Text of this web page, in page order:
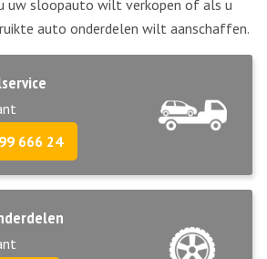
uw sloopauto wilt verkopen of als u
auto onderdelen wilt aanschaffen.
666 24